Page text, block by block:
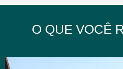
O QUE VOCÊ